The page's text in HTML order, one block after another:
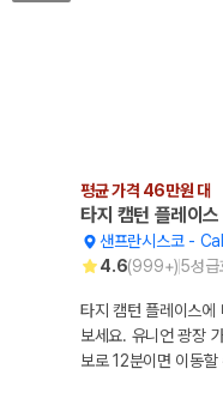
평균 가격 46만원 대
타지 캠턴 플레이스
샌프란시스코-
4.6(999+)5성급
타지 캠턴 플레이스에
보세요. 유니언 광장
보로 12분이면 이동